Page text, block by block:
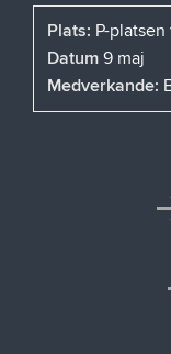
Plats: P-
Datum 9 maj
Medverkande: